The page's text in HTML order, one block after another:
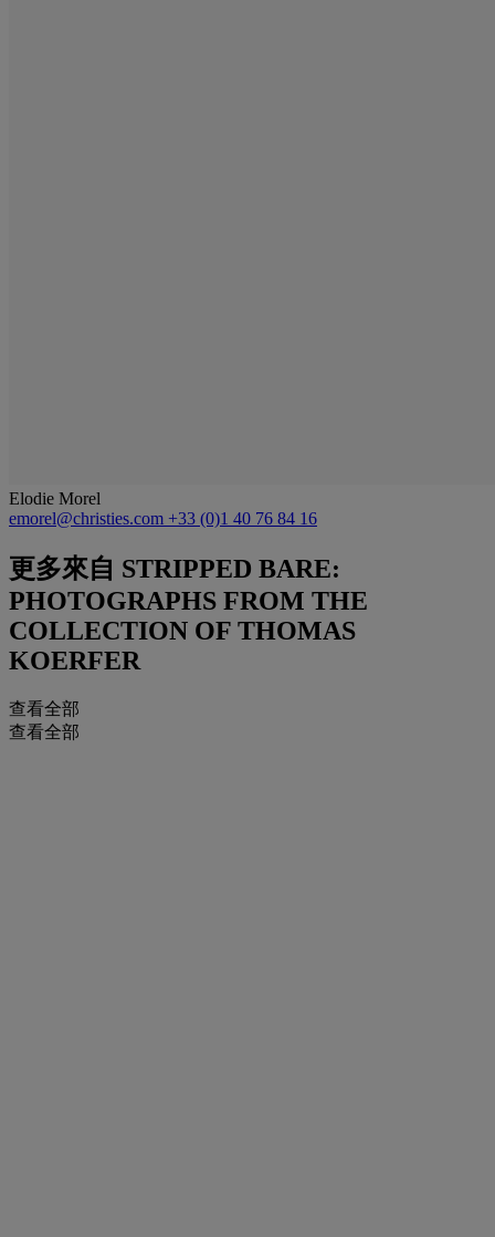
Elodie Morel
emorel@christies.com +33 (0)1 40 76 84 16
更多來自 STRIPPED BARE:
PHOTOGRAPHS FROM THE
COLLECTION OF THOMAS
KOERFER
查看全部
查看全部